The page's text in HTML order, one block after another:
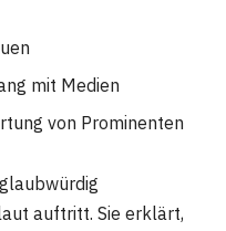
mit Medien
von Prominenten
auftritt. Sie erklärt,